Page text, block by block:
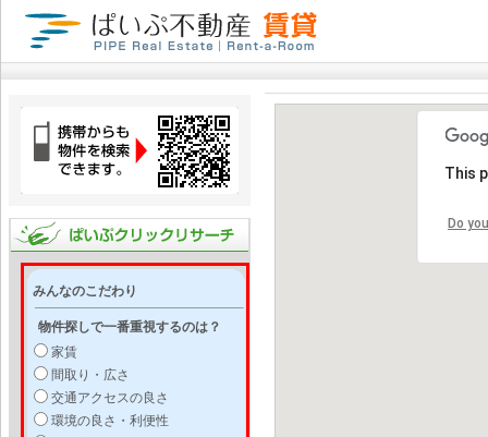
みんなのこだわり
物件探しで一番重視するのは？
家賃
間取り・広さ
交通アクセスの良さ
環境の良さ・利便性
This
Do